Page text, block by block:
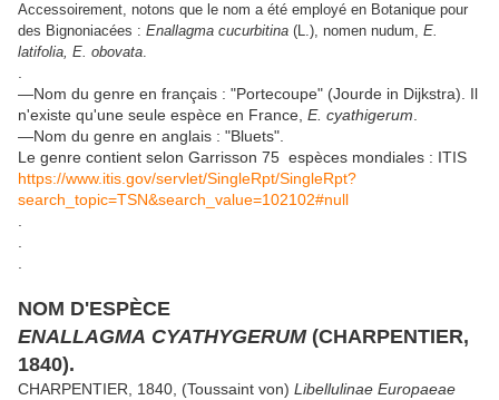
Accessoirement, notons que le nom a été employé en Botanique pour
des Bignoniacées : Enallagma cucurbitina (L.), nomen nudum, E.
latifolia, E. obovata.
—Nom du genre en français : "Portecoupe" (Jourde in Dijkstra). Il
n'existe qu'une seule espèce en France, E. cyathigerum
—Nom du genre en anglais : "Bluets".
Le genre contient selon Garrisson 75 espèces mondiales : ITIS
https://www.itis.gov/servlet/SingleRpt/SingleRpt?
search_topic=TSN&search_value=102102#null
NOM D'ESPÈCE
ENALLAGMA CYATHYGERUM(CHARPENTIER,
1840).
CHARPENTIER, 1840, (Toussaint von) Libellulinae Europaeae